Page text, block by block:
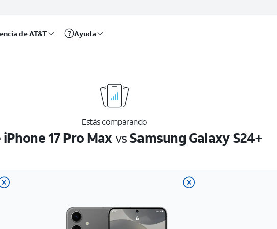
de AT&T Ayuda
Estás comparando
17 Pro MaxvsSamsung Galaxy S24+